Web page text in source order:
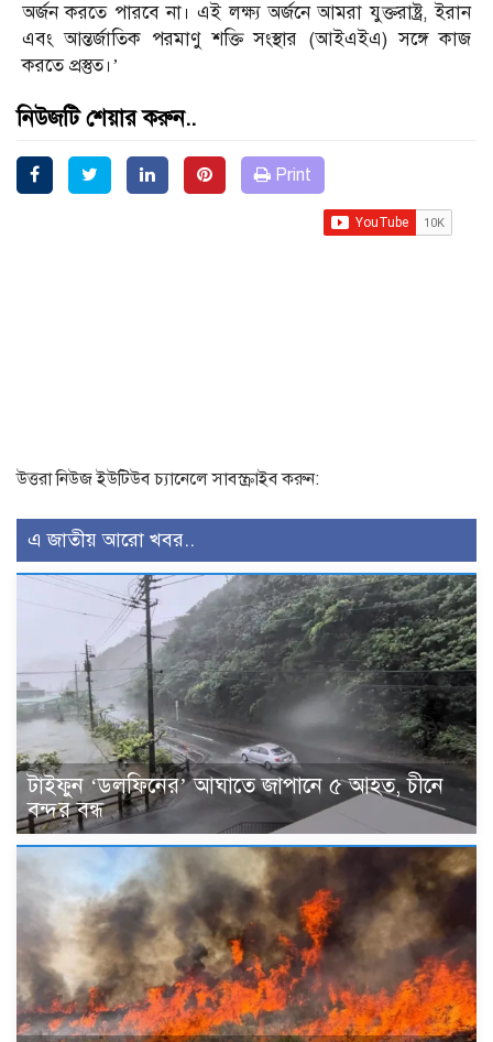
অর্জন করতে পারবে না। এই লক্ষ্য অর্জনে আমরা যুক্তরাষ্ট্র, ইরান
এবং আন্তর্জাতিক পরমাণু শক্তি সংস্থার (আইএইএ) সঙ্গে কাজ
করতে প্রস্তুত।’
নিউজটি শেয়ার করুন..
Print
উত্তরা নিউজ ইউটিউব চ্যানেলে সাবস্ক্রাইব করুন:
এ জাতীয় আরো খবর..
টাইফুন ‘ডলফিনের’ আঘাতে জাপানে ৫ আহত, চীনে
বন্দর বন্ধ